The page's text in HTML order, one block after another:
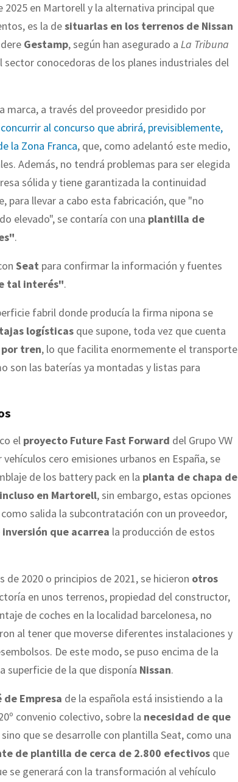
en Martorell y la alternativa principal que
es la desituarlas en los terrenos de Nissan
Gestamp, según han asegurado a La Tribuna
sector conocedoras de los planes industriales del
marca, a través del proveedor presidido por
concurrir al concurso que abrirá, previsiblemente,
la Zona Franca, que, como adelantó este medio,
Además, no tendrá problemas para ser elegida
sólida y tiene garantizada la continuidad
para llevar a cabo esta fabricación, que "no
elevado", se contaría con una plantilla de
.
Seat para confirmar la información y fuentes
tal interés".
fabril donde producía la firma nipona se
logísticas que supone, toda vez que cuenta
tren, lo que facilita enormemente el transporte
son las baterías ya montadas y listas para
el proyecto Future Fast Forward del Grupo VW
cero emisiones urbanos en España, se
de los battery pack en la planta de chapa de
en Martorell, sin embargo, estas opciones
salida la subcontratación con un proveedor,
que acarrea la producción de estos
2020 o principios de 2021, se hicieron otros
en unos terrenos, propiedad del constructor,
de coches en la localidad barcelonesa, no
al tener que moverse diferentes instalaciones y
De este modo, se puso encima de la
superficie de la que disponía Nissan.
de Empresa de la española está insistiendo a la
convenio colectivo, sobre la necesidad de que
sino que se desarrolle con plantilla Seat, como una
de plantilla de cerca de 2.800 efectivos que
se generará con la transformación al vehículo